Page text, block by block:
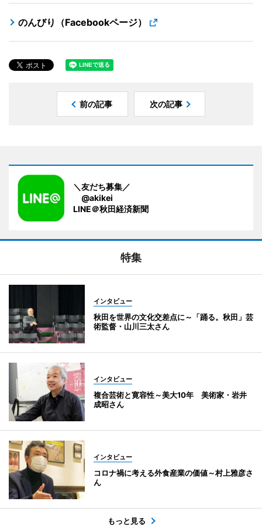
のんびり（Facebookページ）
前の記事 次の記事
＼友だち募集／
@akikei
LINE＠秋田経済新聞
特集
インタビュー
秋田を世界の文化交差点に～「踊る。秋田」芸
術監督・山川三太さん
インタビュー
複合芸術と寛容性～美大10年 美術家・岩井
成昭さん
インタビュー
コロナ禍に考える外食産業の価値～村上雅彦さ
ん
もっと見る